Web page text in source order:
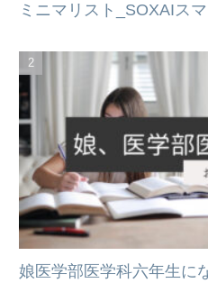
ミニマリスト_SOXAIス
娘医学部医学科六年生に